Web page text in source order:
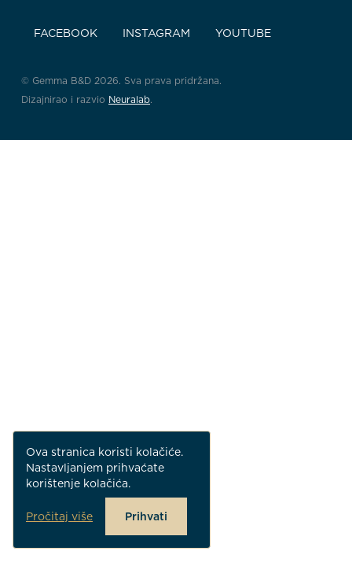
FACEBOOK INSTAGRAM YOUTUBE
© Gemma B&D 2026. Sva prava pridržana.
Dizajnirao i razvio Neuralab.
Ova stranica koristi kolačiće.
Nastavljanjem prihvaćate
korištenje kolačića.
Pročitaj više Prihvati